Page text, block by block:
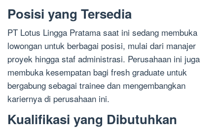
Posisi yang Tersedia
PT Lotus Lingga Pratama saat ini sedang membuka
lowongan untuk berbagai posisi, mulai dari manajer
proyek hingga staf administrasi. Perusahaan ini juga
membuka kesempatan bagi fresh graduate untuk
bergabung sebagai trainee dan mengembangkan
kariernya di perusahaan ini.
Kualifikasi yang Dibutuhkan